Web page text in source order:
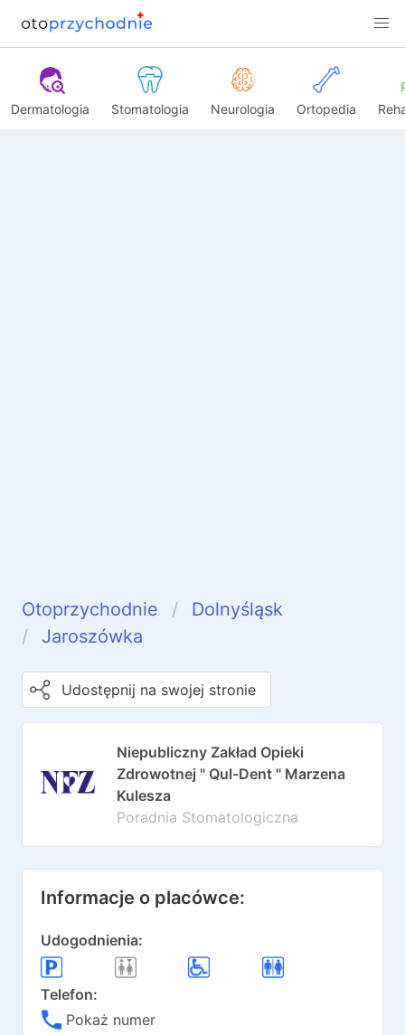
Dermatologia Stomatologia Neurologia Ortopedia
Otoprzychodnie
Dolnyśląsk
Jaroszówka
Udostępnij na swojej stronie
Niepubliczny Zakład Opieki
Zdrowotnej " Qul-Dent " Marzena
Kulesza
Poradnia Stomatologiczna
Informacje o placówce:
Udogodnienia:
Telefon:
Pokaż numer